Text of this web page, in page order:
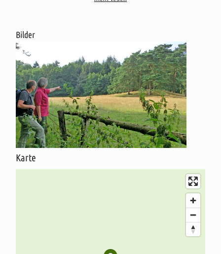
oder Heidesoden über Jahrtausende als Bestattungsplatz
genutzt. Ihre zahlenmäßig größte Verbreitung fanden sie in der
Jungsteinzeit und der frühen bis mittleren Bronzezeit (etwa
2.800-1.100 v. Chr.).
Sie waren jedoch nicht nur Bestattungsplätze, sondern dienten
durch ihre weithin sichtbare Form als Weg- bzw. Landmarken,
dem Totengedenken und als räumliche Fixpunkte einer ansonsten
mobilen Siedlungsgemeinschaft. Selbst als die Errichtung der
Hügel schon Jahrhunderte oder Jahrtausende zurück lag, wurden
sie immer wieder aufgesucht, um Verstorbene bei den fiktiven
oder realen Ahnen zu bestatten.
Bilder
Karte